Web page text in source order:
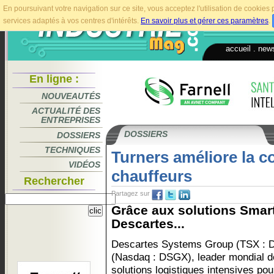
En poursuivant votre navigation sur ce site, vous acceptez l'utilisation de
services adaptés à vos centres d'intérêts. En savoir plus et gérer ces paramètres.
accueil
En ligne :
NOUVEAUTÉS
ACTUALITÉ DES
ENTREPRISES
DOSSIERS
TECHNIQUES
VIDÉOS
Rechercher
DOSSIERS
Turners améliore la
chauffeurs
Partagez sur
Grâce aux solutions
Descartes...
Descartes Systems Group (TSX :
(Nasdaq : DSGX), leader mondial
solutions logistiques intensives